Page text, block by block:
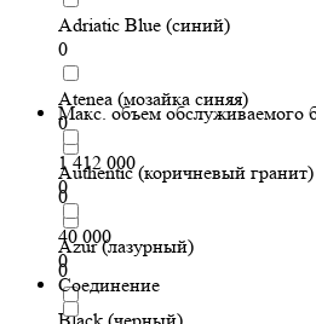
Adriatic Blue (синий)
0
Atenea (мозайка синяя)
0
Authentic (коричневый гранит)
0
Azur (лазурный)
0
Black (черный)
Макс. объем обслуживаемого
1 412 000
0
40 000
0
Соединение